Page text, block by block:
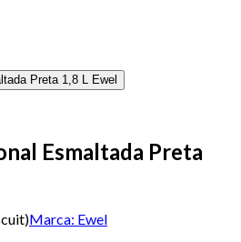
Esmaltada Preta
)Marca: Ewel